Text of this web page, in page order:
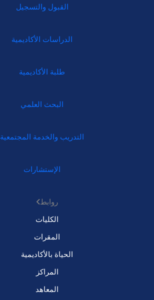
القبول والتسجيل
الدراسات الأكاديمية
طلبة الأكاديمية
البحث العلمي
التدريب والخدمة المجتمعية
الإستشارات
روابط
الكليات
المقرات
الحياة بالأكاديمية
المراكز
المعاهد